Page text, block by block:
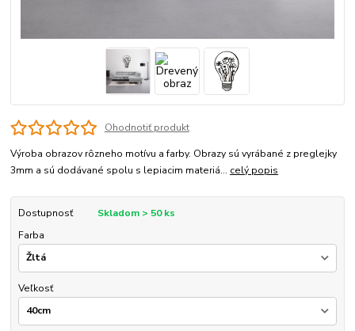
Ohodnotiť produkt
Výroba obrazov rôzneho motívu a farby. Obrazy sú vyrábané z preglejky
3mm a sú dodávané spolu s lepiacim materiá... celý popis
Dostupnosť
Skladom > 50 ks
Farba
Veľkosť